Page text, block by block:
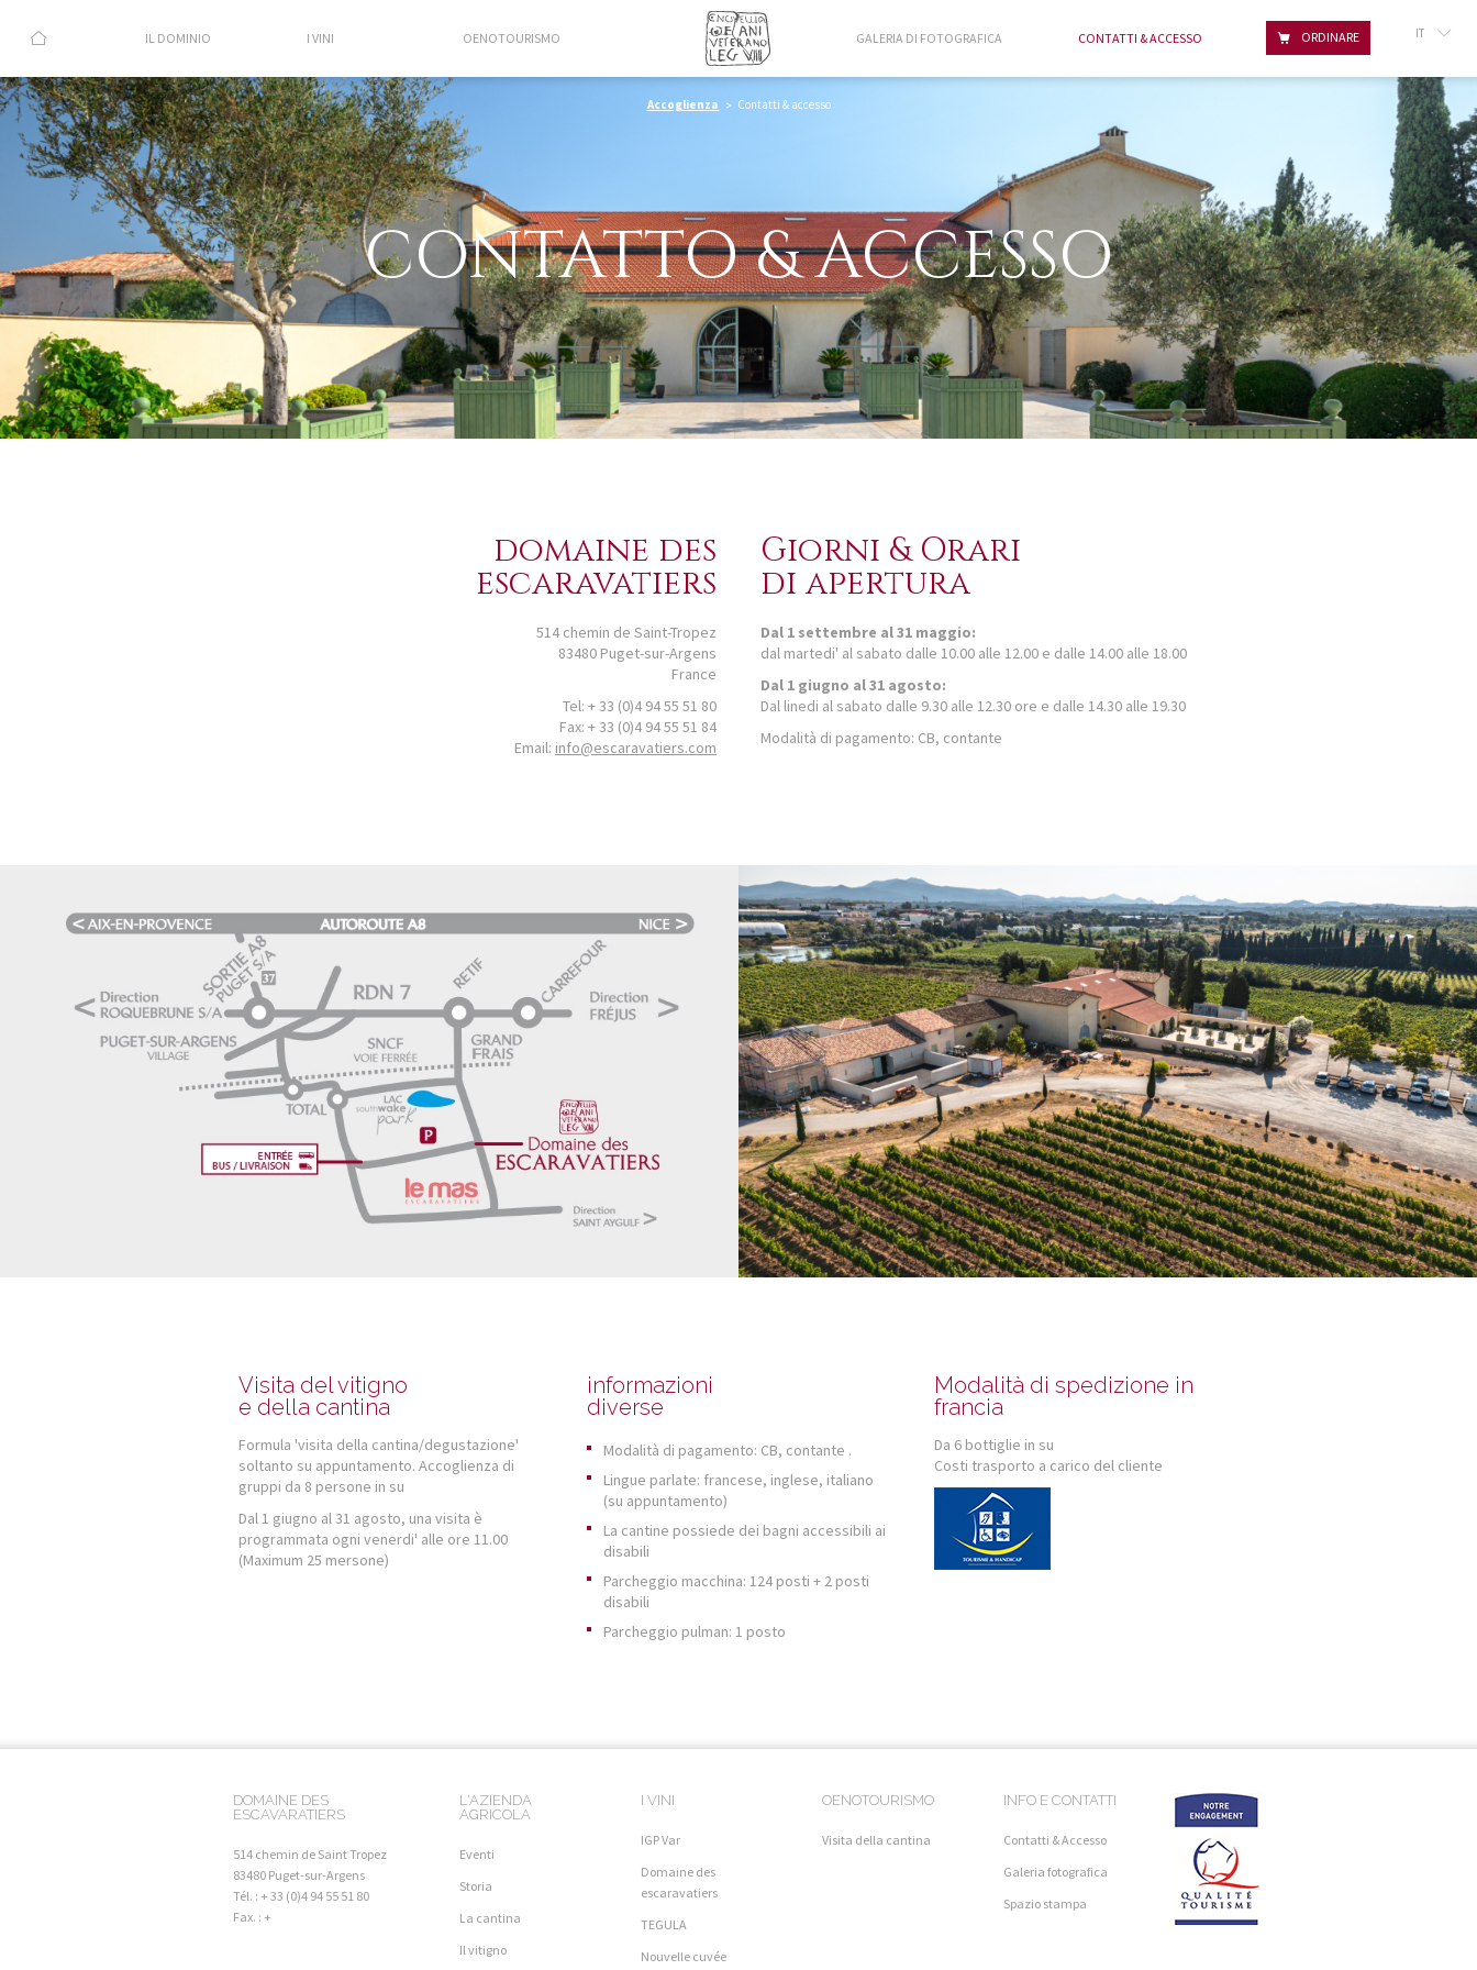
IL DOMINIO I VINI OENOTOURISMO GALERIA DI FOTOGRAFICA CONTATTI & ACCESSO ORDINARE
IT
GB
Accoglienza
Contatti & accesso
CONTATTO & ACCESSO
domaine des
escaravatiers
514 chemin de Saint-Tropez
83480 Puget-sur-Argens
France
Tel: + 33 (0)4 94 55 51 80
Fax: + 33 (0)4 94 55 51 84
Email: info@escaravatiers.com
Giorni & Orari
di apertura
Dal 1 settembre al 31 maggio:
dal martedi' al sabato dalle 10.00 alle 12.00 e dalle 14.00 alle 18.00
Dal 1 giugno al 31 agosto:
Dal linedi al sabato dalle 9.30 alle 12.30 ore e dalle 14.30 alle 19.30
Modalità di pagamento: CB, contante
Visita del vitigno
e della cantina
Formula 'visita della cantina/degustazione'
soltanto su appuntamento. Accoglienza di
gruppi da 8 persone in su
Dal 1 giugno al 31 agosto, una visita è
programmata ogni venerdi' alle ore 11.00
(Maximum 25 mersone)
informazioni
diverse
Modalità di pagamento: CB, contante .
Lingue parlate: francese, inglese, italiano
(su appuntamento)
La cantine possiede dei bagni accessibili ai
disabili
Parcheggio macchina: 124 posti + 2 posti
disabili
Parcheggio pulman: 1 posto
Modalità di spedizione in
francia
Da 6 bottiglie in su
Costi trasporto a carico del cliente
DOMAINE DES
ESCAVARATIERS
514 chemin de Saint Tropez
83480 Puget-sur-Argens
Tél. : + 33 (0)4 94 55 51 80
Fax. : +
L'AZIENDA
AGRICOLA
Eventi
Storia
La cantina
Il vitigno
I VINI
IGP Var
Domaine des
escaravatiers
TEGULA
Nouvelle cuvée
OENOTOURISMO
Visita della cantina
INFO E CONTATTI
Contatti & Accesso
Galeria fotografica
Spazio stampa